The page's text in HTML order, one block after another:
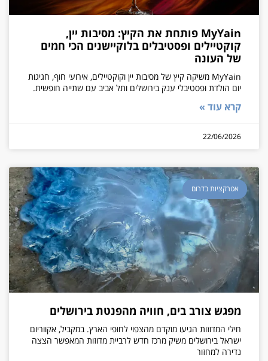
MyYain פותחת את הקיץ: מסיבות יין,
קוקטיילים ופסטיבלים בלוקיישנים הכי חמים
של העונה
MyYain משיקה קיץ של מסיבות יין וקוקטיילים, אירועי חוף, חגיגות
יום הולדת ופסטיבלי ענק בירושלים ותל אביב עם שתייה חופשית.
קרא עוד »
22/06/2026
אטרקציות בדרום
מפגש צורב בים, חוויה מהפנטת בירושלים
חילי המדוזות הגיעו מוקדם מהצפוי לחופי הארץ. במקביל, אקווריום
ישראל בירושלים משיק מרכז חדש לרביית מדוזות המאפשר הצצה
נדירה למחזור